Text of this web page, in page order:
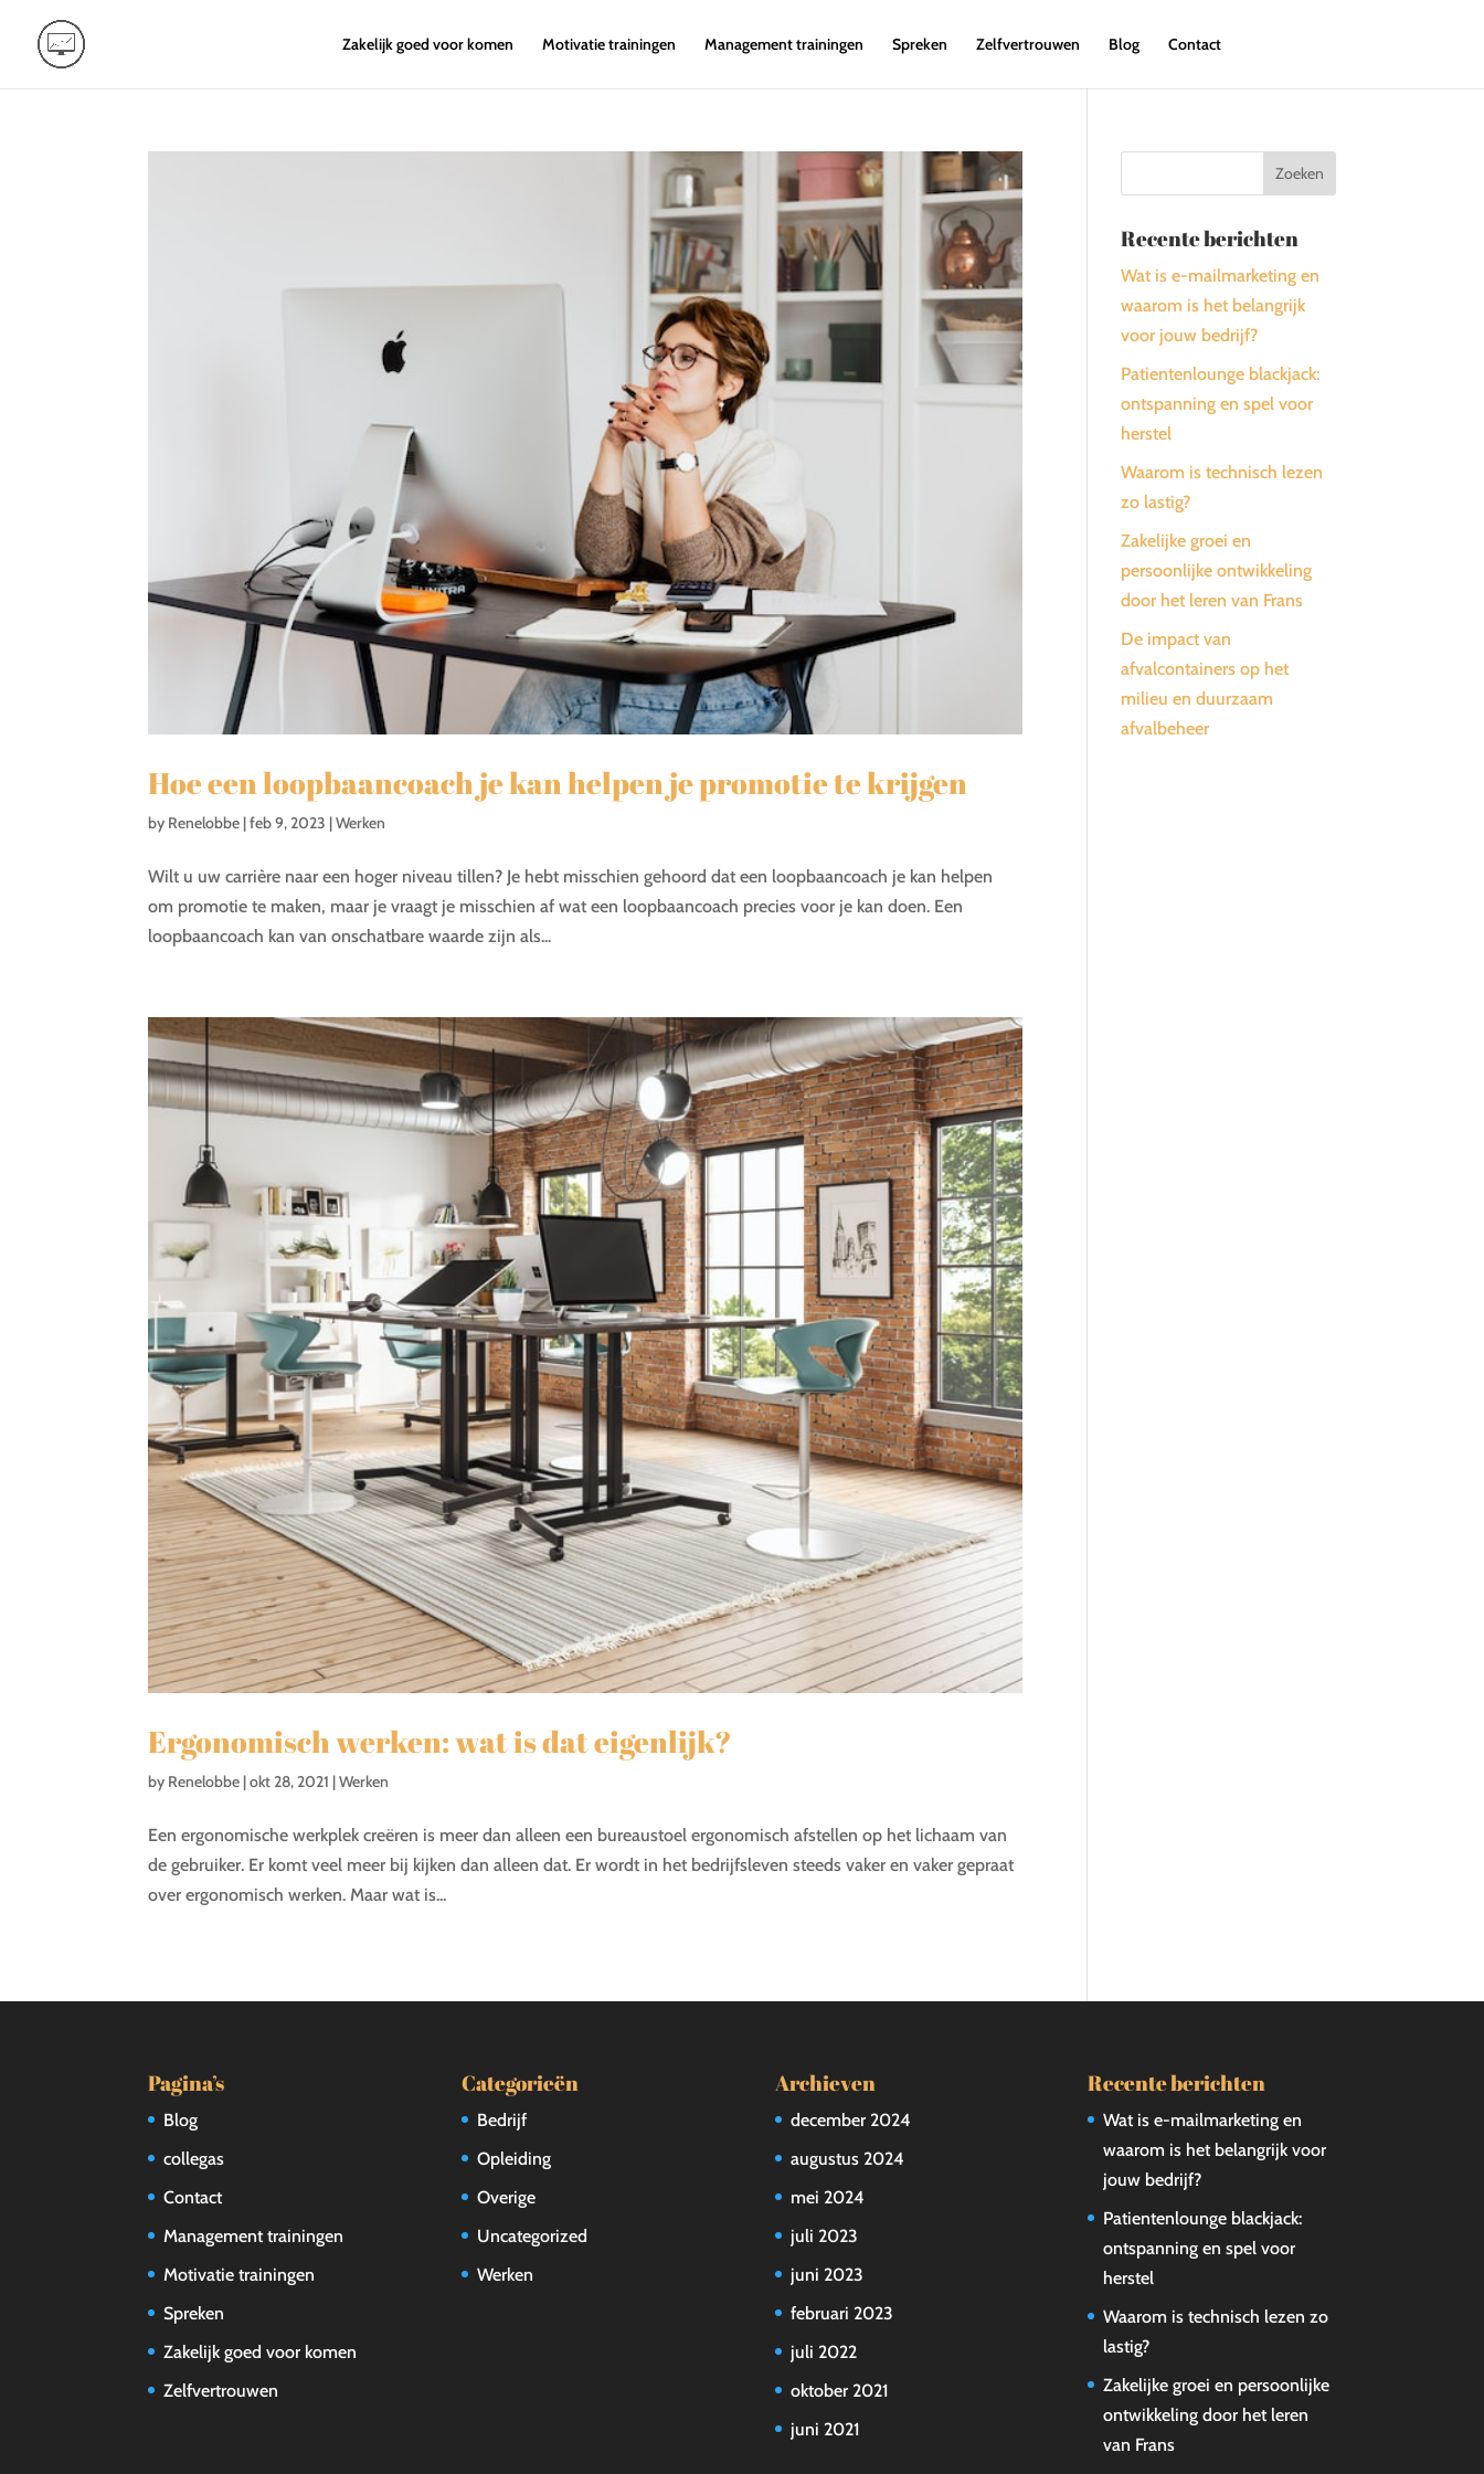
Zakelijk goed voor komen Motivatie trainingen Management trainingen Spreken Zelfvertrouwen Blog Contact
Hoe een loopbaancoach je kan helpen je promotie te krijgen
by Renelobbe |feb 9, 2023 |Werken
Wilt u uw carrière naar een hoger niveau tillen? Je hebt misschien gehoord dat een loopbaancoach je kan helpen
om promotie te maken, maar je vraagt je misschien af wat een loopbaancoach precies voor je kan doen. Een
loopbaancoach kan van onschatbare waarde zijn als...
Ergonomisch werken: wat is dat eigenlijk?
by Renelobbe |okt 28, 2021 |Werken
Een ergonomische werkplek creëren is meer dan alleen een bureaustoel ergonomisch afstellen op het lichaam van
de gebruiker. Er komt veel meer bij kijken dan alleen dat. Er wordt in het bedrijfsleven steeds vaker en vaker gepraat
over ergonomisch werken. Maar wat is...
Recente berichten
Wat is e-mailmarketing en
waarom is het belangrijk
voor jouw bedrijf?
Patientenlounge blackjack:
ontspanning en spel voor
herstel
Waarom is technisch lezen
zo lastig?
Zakelijke groei en
persoonlijke ontwikkeling
door het leren van Frans
De impact van
afvalcontainers op het
milieu en duurzaam
afvalbeheer
Pagina’s
Blog
collegas
Contact
Management trainingen
Motivatie trainingen
Spreken
Zakelijk goed voor komen
Zelfvertrouwen
Categorieën
Bedrijf
Opleiding
Overige
Uncategorized
Werken
Archieven
december 2024
augustus 2024
mei 2024
juli 2023
juni 2023
februari 2023
juli 2022
oktober 2021
juni 2021
Recente berichten
Wat is e-mailmarketing en
waarom is het belangrijk voor
jouw bedrijf?
Patientenlounge blackjack:
ontspanning en spel voor
herstel
Waarom is technisch lezen zo
lastig?
Zakelijke groei en persoonlijke
ontwikkeling door het leren
van Frans